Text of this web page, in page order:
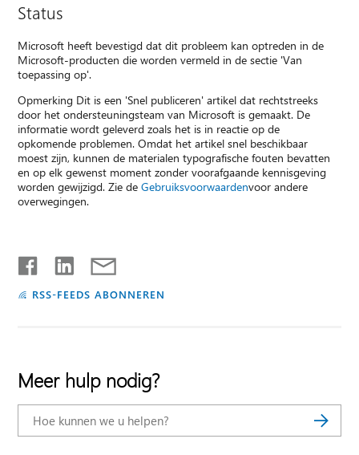
Status
Microsoft heeft bevestigd dat dit probleem kan optreden in de
Microsoft-producten die worden vermeld in de sectie 'Van
toepassing op'.
Opmerking Dit is een 'Snel publiceren' artikel dat rechtstreeks
door het ondersteuningsteam van Microsoft is gemaakt. De
informatie wordt geleverd zoals het is in reactie op de
opkomende problemen. Omdat het artikel snel beschikbaar
moest zijn, kunnen de materialen typografische fouten bevatten
en op elk gewenst moment zonder voorafgaande kennisgeving
worden gewijzigd. Zie deGebruiksvoorwaardenvoor andere
overwegingen.
RSS-FEEDS ABONNEREN
Meer hulp nodig?